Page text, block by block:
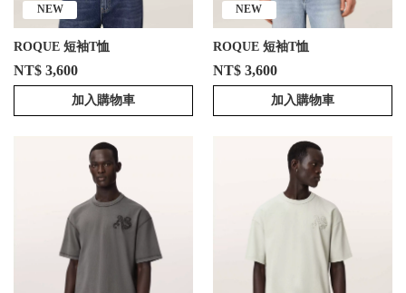
NEW
ROQUE 短袖T恤
NT$ 3,600
加入購物車
NEW
ROQUE 短袖T恤
NT$ 3,600
加入購物車